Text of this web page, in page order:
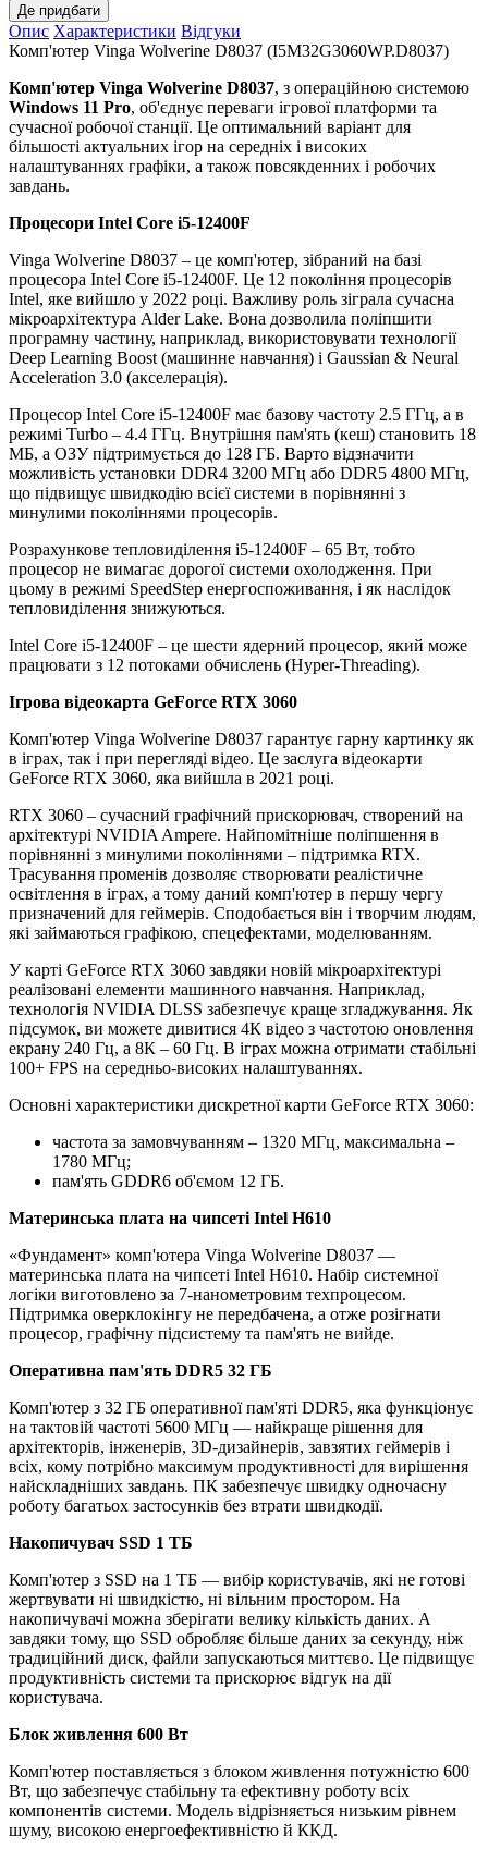
Де придбати
Опис Характеристики Відгуки
Комп'ютер Vinga Wolverine D8037 (I5M32G3060WP.D8037)
Комп'ютер Vinga Wolverine D8037, з операційною системою
Windows 11 Pro, об'єднує переваги ігрової платформи та
сучасної робочої станції. Це оптимальний варіант для
більшості актуальних ігор на середніх і високих
налаштуваннях графіки, а також повсякденних і робочих
завдань.
Процесори Intel Core i5-12400F
Vinga Wolverine D8037 – це комп'ютер, зібраний на базі
процесора Intel Core i5-12400F. Це 12 покоління процесорів
Intel, яке вийшло у 2022 році. Важливу роль зіграла сучасна
мікроархітектура Alder Lake. Вона дозволила поліпшити
програмну частину, наприклад, використовувати технології
Deep Learning Boost (машинне навчання) і Gaussian & Neural
Acceleration 3.0 (акселерація).
Процесор Intel Core i5-12400F має базову частоту 2.5 ГГц, а в
режимі Turbo – 4.4 ГГц. Внутрішня пам'ять (кеш) становить 18
МБ, а ОЗУ підтримується до 128 ГБ. Варто відзначити
можливість установки DDR4 3200 МГц або DDR5 4800 МГц,
що підвищує швидкодію всієї системи в порівнянні з
минулими поколіннями процесорів.
Розрахункове тепловиділення i5-12400F – 65 Вт, тобто
процесор не вимагає дорогої системи охолодження. При
цьому в режимі SpeedStep енергоспоживання, і як наслідок
тепловиділення знижуються.
Intel Core i5-12400F – це шести ядерний процесор, який може
працювати з 12 потоками обчислень (Hyper-Threading).
Ігрова відеокарта GeForce RTX 3060
Комп'ютер Vinga Wolverine D8037 гарантує гарну картинку як
в іграх, так і при перегляді відео. Це заслуга відеокарти
GeForce RTX 3060, яка вийшла в 2021 році.
RTX 3060 – сучасний графічний прискорювач, створений на
архітектурі NVIDIA Ampere. Найпомітніше поліпшення в
порівнянні з минулими поколіннями – підтримка RTX.
Трасування променів дозволяє створювати реалістичне
освітлення в іграх, а тому даний комп'ютер в першу чергу
призначений для геймерів. Сподобається він і творчим людям,
які займаються графікою, спецефектами, моделюванням.
У карті GeForce RTX 3060 завдяки новій мікроархітектурі
реалізовані елементи машинного навчання. Наприклад,
технологія NVIDIA DLSS забезпечує краще згладжування. Як
підсумок, ви можете дивитися 4К відео з частотою оновлення
екрану 240 Гц, а 8К – 60 Гц. В іграх можна отримати стабільні
100+ FPS на середньо-високих налаштуваннях.
Основні характеристики дискретної карти GeForce RTX 3060:
частота за замовчуванням – 1320 МГц, максимальна –
1780 МГц;
пам'ять GDDR6 об'ємом 12 ГБ.
Материнська плата на чипсеті Intel H610
«Фундамент» комп'ютера Vinga Wolverine D8037 —
материнська плата на чипсеті Intel H610. Набір системної
логіки виготовлено за 7-нанометровим техпроцесом.
Підтримка оверклокінгу не передбачена, а отже розігнати
процесор, графічну підсистему та пам'ять не вийде.
Оперативна пам'ять DDR5 32 ГБ
Комп'ютер з 32 ГБ оперативної пам'яті DDR5, яка функціонує
на тактовій частоті 5600 МГц — найкраще рішення для
архітекторів, інженерів, 3D-дизайнерів, завзятих геймерів і
всіх, кому потрібно максимум продуктивності для вирішення
найскладніших завдань. ПК забезпечує швидку одночасну
роботу багатьох застосунків без втрати швидкодії.
Накопичувач SSD 1 ТБ
Комп'ютер з SSD на 1 ТБ — вибір користувачів, які не готові
жертвувати ні швидкістю, ні вільним простором. На
накопичувачі можна зберігати велику кількість даних. А
завдяки тому, що SSD обробляє більше даних за секунду, ніж
традиційний диск, файли запускаються миттєво. Це підвищує
продуктивність системи та прискорює відгук на дії
користувача.
Блок живлення 600 Вт
Комп'ютер поставляється з блоком живлення потужністю 600
Вт, що забезпечує стабільну та ефективну роботу всіх
компонентів системи. Модель відрізняється низьким рівнем
шуму, високою енергоефективністю й ККД.